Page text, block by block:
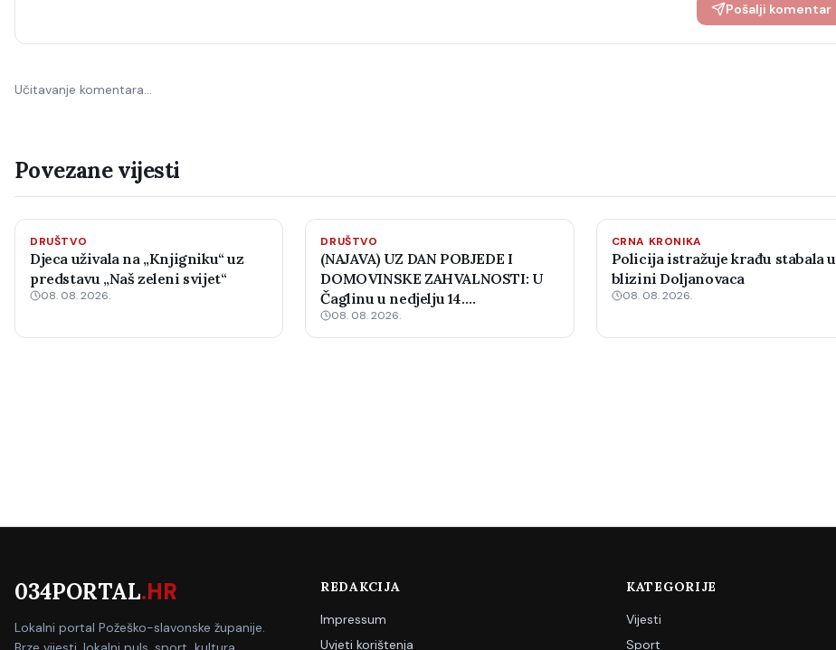
Pošalji komentar
Učitavanje komentara…
Povezane vijesti
DRUŠTVO
Djeca uživala na „Knjigniku“ uz
predstavu „Naš zeleni svijet“
08. 08. 2026.
DRUŠTVO
(NAJAVA) UZ DAN POBJEDE I
DOMOVINSKE ZAHVALNOSTI: U
Čaglinu u nedjelju 14.
međunarodni šahovski turnir
08. 08. 2026.
CRNA KRONIKA
Policija istražuje krađu stabala u
blizini Doljanovaca
08. 08. 2026.
034PORTAL.HR
Lokalni portal Požeško-slavonske županije.
REDAKCIJA
Impressum
Uvjeti korištenja
KATEGORIJE
Vijesti
Sport